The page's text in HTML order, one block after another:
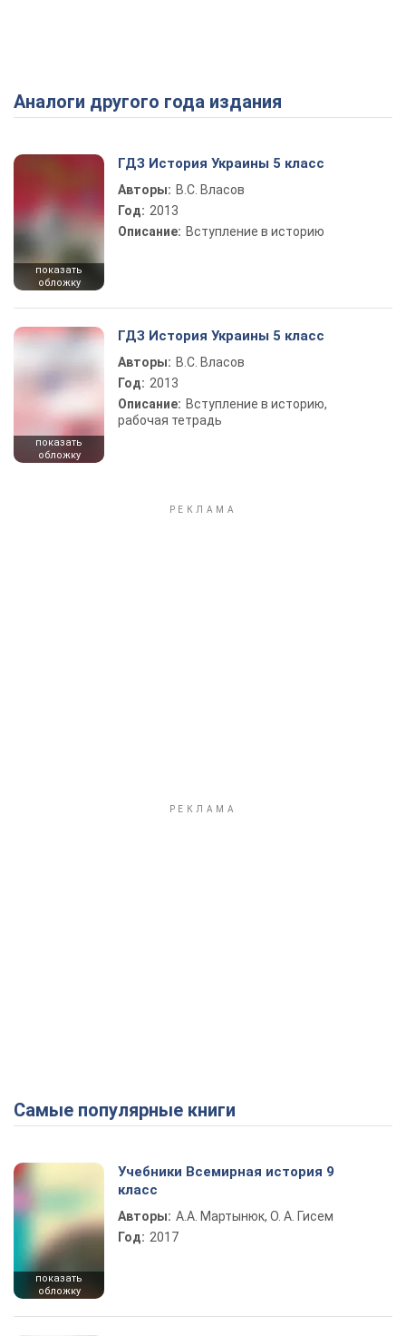
Play Video
Аналоги другого года издания
показать
обложку
ГДЗ История Украины 5 класс
Авторы: В.С. Власов
Год: 2013
Описание: Вступление в историю
показать
обложку
ГДЗ История Украины 5 класс
Авторы: В.С. Власов
Год: 2013
Описание: Вступление в историю,
рабочая тетрадь
Самые популярные книги
показать
обложку
Учебники Всемирная история 9
класс
Авторы: А.А. Мартынюк, О. А. Гисем
Год: 2017